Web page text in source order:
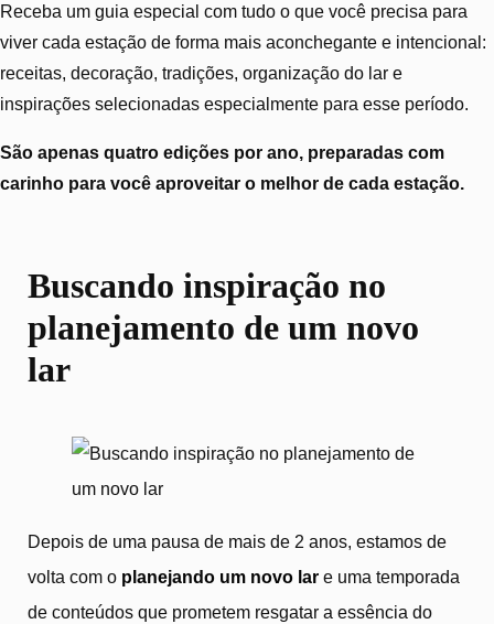
Receba um guia especial com tudo o que você precisa para
viver cada estação de forma mais aconchegante e intencional:
receitas, decoração, tradições, organização do lar e
inspirações selecionadas especialmente para esse período.
São apenas quatro edições por ano, preparadas com
carinho para você aproveitar o melhor de cada estação.
Buscando inspiração no
planejamento de um novo
lar
Depois de uma pausa de mais de 2 anos, estamos de
volta com o planejando um novo lar e uma temporada
de conteúdos que prometem resgatar a essência do